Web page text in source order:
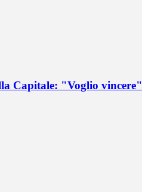
Capitale: "Voglio vincere"